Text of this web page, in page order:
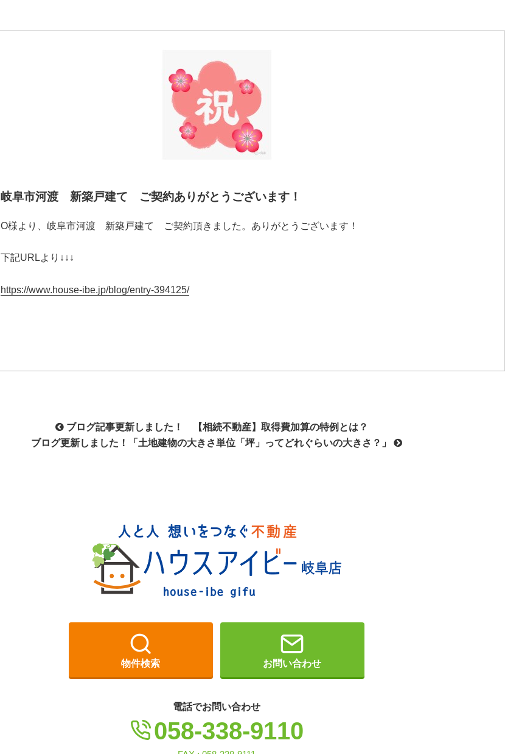
岐阜市河渡 新築戸建て ご契約ありがとうございます！
O様より、岐阜市河渡 新築戸建て ご契約頂きました。ありがとうございます！
下記URLより↓↓↓
https://www.house-ibe.jp/blog/entry-394125/
ブログ記事更新しました！ 【相続不動産】取得費加算の特例とは？
ブログ更新しました！「土地建物の大きさ単位「坪」ってどれぐらいの大きさ？」
物件検索 お問い合わせ
電話でお問い合わせ
058-338-9110